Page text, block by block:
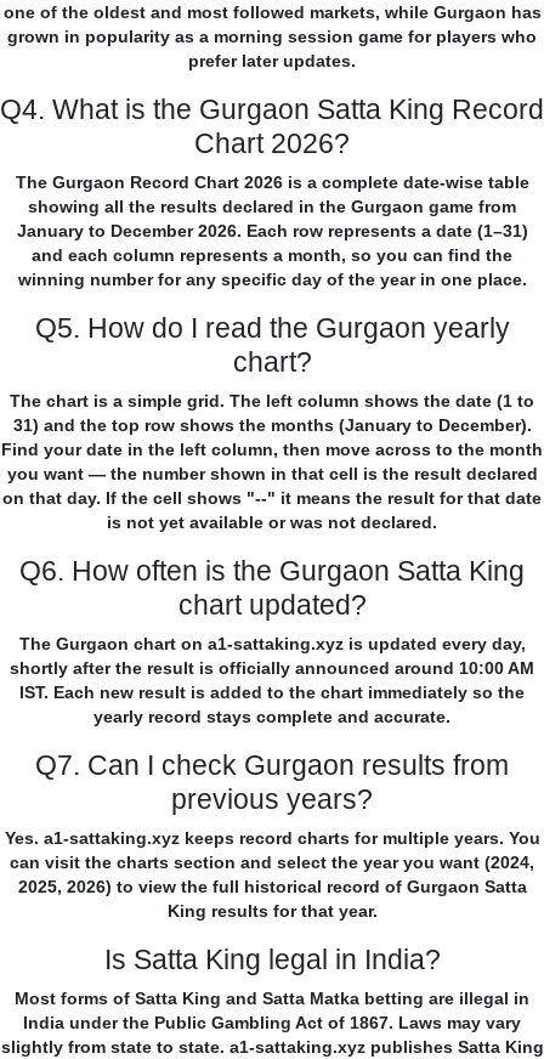
one of the oldest and most followed markets, while Gurgaon has
grown in popularity as a morning session game for players who
prefer later updates.
Q4. What is the Gurgaon Satta King Record
Chart 2026?
The Gurgaon Record Chart 2026 is a complete date-wise table
showing all the results declared in the Gurgaon game from
January to December 2026. Each row represents a date (1–31)
and each column represents a month, so you can find the
winning number for any specific day of the year in one place.
Q5. How do I read the Gurgaon yearly
chart?
The chart is a simple grid. The left column shows the date (1 to
31) and the top row shows the months (January to December).
Find your date in the left column, then move across to the month
you want — the number shown in that cell is the result declared
on that day. If the cell shows "--" it means the result for that date
is not yet available or was not declared.
Q6. How often is the Gurgaon Satta King
chart updated?
The Gurgaon chart on a1-sattaking.xyz is updated every day,
shortly after the result is officially announced around 10:00 AM
IST. Each new result is added to the chart immediately so the
yearly record stays complete and accurate.
Q7. Can I check Gurgaon results from
previous years?
Yes. a1-sattaking.xyz keeps record charts for multiple years. You
can visit the charts section and select the year you want (2024,
2025, 2026) to view the full historical record of Gurgaon Satta
King results for that year.
Is Satta King legal in India?
Most forms of Satta King and Satta Matka betting are illegal in
India under the Public Gambling Act of 1867. Laws may vary
slightly from state to state. a1-sattaking.xyz publishes Satta King